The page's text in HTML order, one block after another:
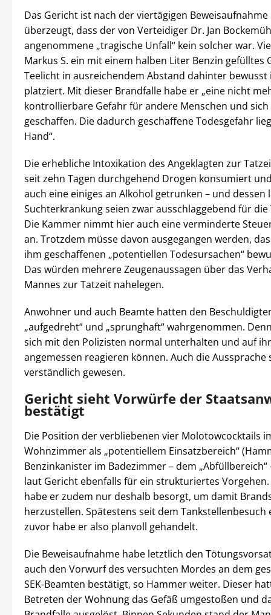
Das Gericht ist nach der viertägigen
überzeugt, dass der von Verteidiger Dr. Jan
angenommene „tragische Unfall“ kein solcher war.
Markus S. ein mit einem halben Liter Benzin gefülltes
Teelicht in ausreichendem Abstand dahinter bewusst
platziert. Mit dieser Brandfalle habe er „eine nicht
kontrollierbare Gefahr für andere Menschen und sich
geschaffen. Die dadurch geschaffene Todesgefahr
Hand“.
Die erhebliche Intoxikation des Angeklagten zur
seit zehn Tagen durchgehend Drogen konsumiert
auch eine einiges an Alkohol getrunken – und dessen
Suchterkrankung seien zwar ausschlaggebend für die
Die Kammer nimmt hier auch eine verminderte
an. Trotzdem müsse davon ausgegangen werden,
ihm geschaffenen „potentiellen Todesursachen“
Das würden mehrere Zeugenaussagen über das
Mannes zur Tatzeit nahelegen.
Anwohner und auch Beamte hatten den
„aufgedreht“ und „sprunghaft“ wahrgenommen.
sich mit den Polizisten normal unterhalten und auf
angemessen reagieren können. Auch die Aussprache
verständlich gewesen.
Gericht sieht Vorwürfe der
bestätigt
Die Position der verbliebenen vier Molotowcocktails
Wohnzimmer als „potentiellem Einsatzbereich“
Benzinkanister im Badezimmer – dem „Abfüllbereich“
laut Gericht ebenfalls für ein strukturiertes Vorgehen.
habe er zudem nur deshalb besorgt, um damit
herzustellen. Spätestens seit dem Tankstellenbesuch
zuvor habe er also planvoll gehandelt.
Die Beweisaufnahme habe letztlich den
auch den Vorwurf des versuchten Mordes an dem
SEK-Beamten bestätigt, so Hammer weiter. Dieser
Betreten der Wohnung das Gefäß umgestoßen und